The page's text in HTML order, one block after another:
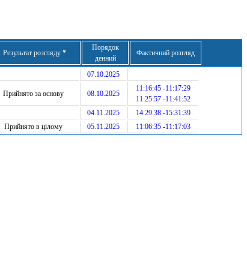
Результат розгляду *
Порядок
денний
Фактичний розгляд
07.10.2025
Прийнято за основу 08.10.2025
11:16:45 -11:17:29
11:25:57 -11:41:52
04.11.2025
14:29:38 -15:31:39
Прийнято в цілому
05.11.2025 11:06:35 -11:17:03